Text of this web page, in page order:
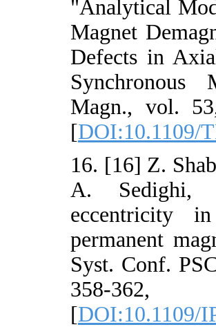
"Analytical
Magnet
Defects in
Synchronous
Magn., vol.
[DOI:10.1109/
16. [16] Z.
A. Sedighi,
eccentricity
permanent
Syst. Conf.
358-
[DOI:10.1109/